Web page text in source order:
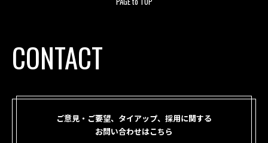
CONTACT
ご意見・ご要望、タイアップ、採用に関する
お問い合わせはこちら